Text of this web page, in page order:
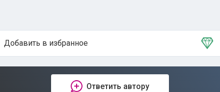
Добавить в избранное
Тема в избранном
Ответить автору